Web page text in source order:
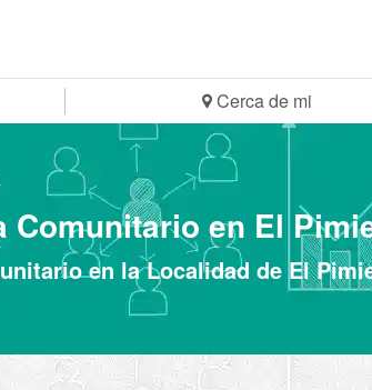
Cerca de mi
Comunitario en El
en la Localidad de El